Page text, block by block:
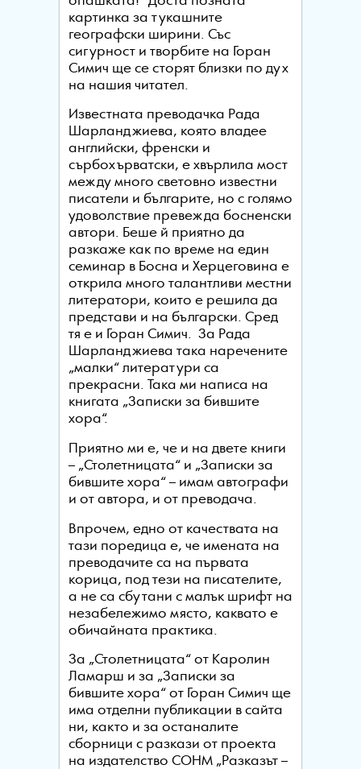
картинка за тукашните
географски ширини. Със
сигурност и творбите на Горан
Симич ще се сторят близки по дух
на нашия читател.
Известната преводачка Рада
Шарланджиева, която владее
английски, френски и
сърбохърватски, е хвърлила мост
между много световно известни
писатели и българите, но с голямо
удоволствие превежда босненски
автори. Беше й приятно да
разкаже как по време на един
семинар в Босна и Херцеговина е
открила много талантливи местни
литератори, които е решила да
представи и на български. Сред
тя е и Горан Симич. За Рада
Шарланджиева така наречените
„малки“ литератури са
прекрасни. Така ми написа на
книгата „Записки за бившите
хора“.
Приятно ми е, че и на двете книги
– „Столетницата“ и „Записки за
бившите хора“ – имам автографи
и от автора, и от преводача.
Впрочем, едно от качествата на
тази поредица е, че имената на
преводачите са на първата
корица, под тези на писателите,
а не са сбутани с малък шрифт на
незабележимо място, каквато е
обичайната практика.
За „Столетницата“ от Каролин
Ламарш и за „Записки за
бившите хора“ от Горан Симич ще
има отделни публикации в сайта
ни, както и за останалите
сборници с разкази от проекта
на издателство СОНМ „Разказът –